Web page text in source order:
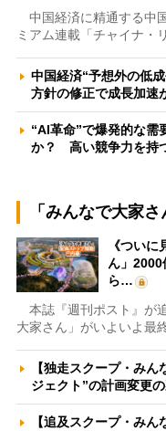
中国経済に精通する中
ミアム連載「チャイナ・
中国経済“予想外の低
方針の修正で成長加速
“AI革命”で爆発的な需
か？ 高い競争力を持
「みんなで大家
《つい
ん」2000
ら…
本誌『週刊ポスト』が
大家さん」がいよいよ最
【独走スクープ・み
ジェクト”の計画変更
【追及スクープ・み